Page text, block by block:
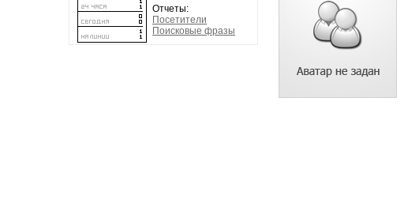
Отчеты:
Посетители
Поисковые фразы